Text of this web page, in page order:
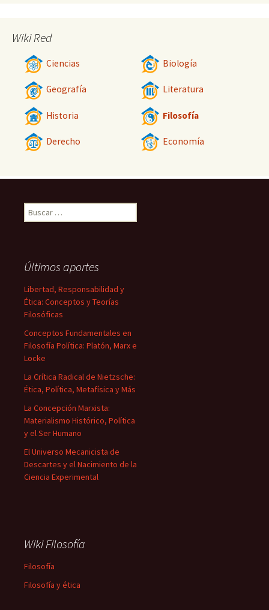
Wiki Red
Ciencias Biología
Geografía Literatura
Historia Filosofía
Derecho Economía
Buscar:
Últimos aportes
Libertad, Responsabilidad y
Ética: Conceptos y Teorías
Filosóficas
Conceptos Fundamentales en
Filosofía Política: Platón, Marx e
Locke
La Crítica Radical de Nietzsche:
Ética, Política, Metafísica y Más
La Concepción Marxista:
Materialismo Histórico, Política
y el Ser Humano
El Universo Mecanicista de
Descartes y el Nacimiento de la
Ciencia Experimental
Wiki Filosofía
Filosofía
Filosofía y ética